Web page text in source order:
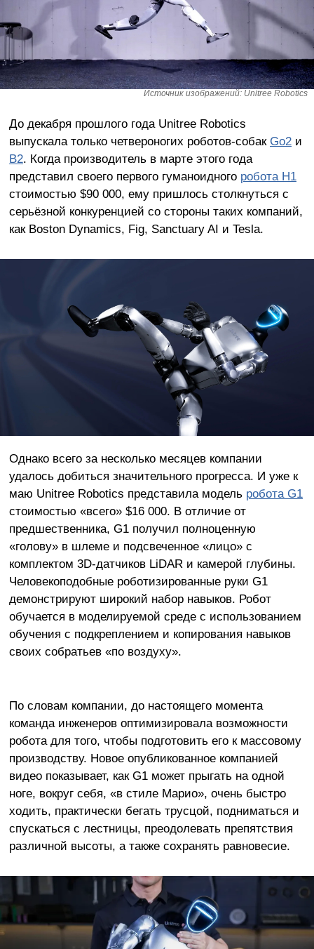
Источник изображений: Unitree Robotics
До декабря прошлого года Unitree Robotics
выпускала только четвероногих роботов-собак Go2и
B2. Когда производитель в марте этого года
представил своего первого гуманоидного робота H1
стоимостью $90 000, ему пришлось столкнуться с
серьёзной конкуренцией со стороны таких компаний,
как Boston Dynamics, Fig, Sanctuary AI и Tesla.
Однако всего за несколько месяцев компании
удалось добиться значительного прогресса. И уже к
маю Unitree Robotics представила модель робота G1
стоимостью «всего» $16 000. В отличие от
предшественника, G1 получил полноценную
«голову» в шлеме и подсвеченное «лицо» с
комплектом 3D-датчиков LiDAR и камерой глубины.
Человекоподобные роботизированные руки G1
демонстрируют широкий набор навыков. Робот
обучается в моделируемой среде с использованием
обучения с подкреплением и копирования навыков
своих собратьев «по воздуху».
По словам компании, до настоящего момента
команда инженеров оптимизировала возможности
робота для того, чтобы подготовить его к массовому
производству. Новое опубликованное компанией
видео показывает, как G1 может прыгать на одной
ноге, вокруг себя, «в стиле Марио», очень быстро
ходить, практически бегать трусцой, подниматься и
спускаться с лестницы, преодолевать препятствия
различной высоты, а также сохранять равновесие.